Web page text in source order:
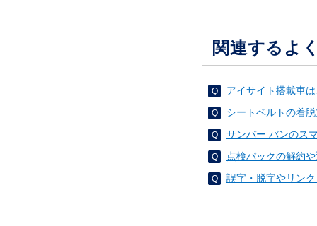
関連するよ
アイサイト搭載車
シートベルトの着
サンバー バンのス
点検パックの解約
誤字・脱字やリン